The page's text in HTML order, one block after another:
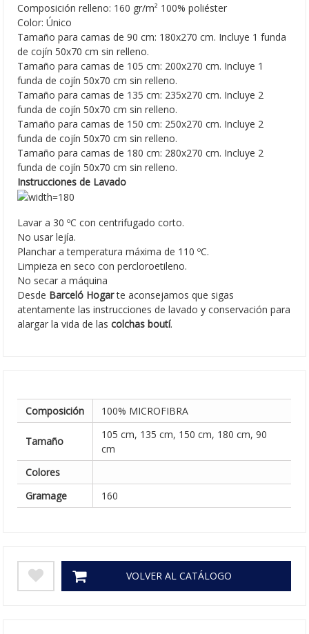
Composición relleno: 160 gr/m² 100% poliéster
Color: Único
Tamaño para camas de 90 cm: 180x270 cm. Incluye 1 funda
de cojín 50x70 cm sin relleno.
Tamaño para camas de 105 cm: 200x270 cm. Incluye 1
funda de cojín 50x70 cm sin relleno.
Tamaño para camas de 135 cm: 235x270 cm. Incluye 2
funda de cojín 50x70 cm sin relleno.
Tamaño para camas de 150 cm: 250x270 cm. Incluye 2
funda de cojín 50x70 cm sin relleno.
Tamaño para camas de 180 cm: 280x270 cm. Incluye 2
funda de cojín 50x70 cm sin relleno.
Instrucciones de Lavado
Lavar a 30 ºC con centrifugado corto.
No usar lejía.
Planchar a temperatura máxima de 110 ºC.
Limpieza en seco con percloroetileno.
No secar a máquina
Desde Barceló Hogarte aconsejamos que sigas
atentamente las instrucciones de lavado y conservación para
alargar la vida de las colchas boutí.
Composición 100% MICROFIBRA
Tamaño
105 cm, 135 cm, 150 cm, 180 cm, 90
cm
Colores
Gramage
160
VOLVER AL CATÁLOGO